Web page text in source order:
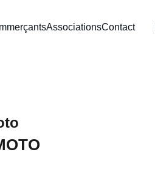
AssociationsContact